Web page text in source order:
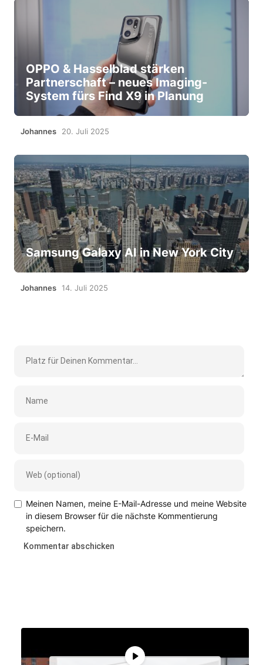
OPPO & Hasselblad stärken
Partnerschaft – neues Imaging-
System fürs Find X9 in Planung
Johannes 20. Juli 2025
Samsung Galaxy AI in New York City
Johannes 14. Juli 2025
Meinen Namen, meine E-Mail-Adresse und meine Website
in diesem Browser für die nächste Kommentierung
speichern.